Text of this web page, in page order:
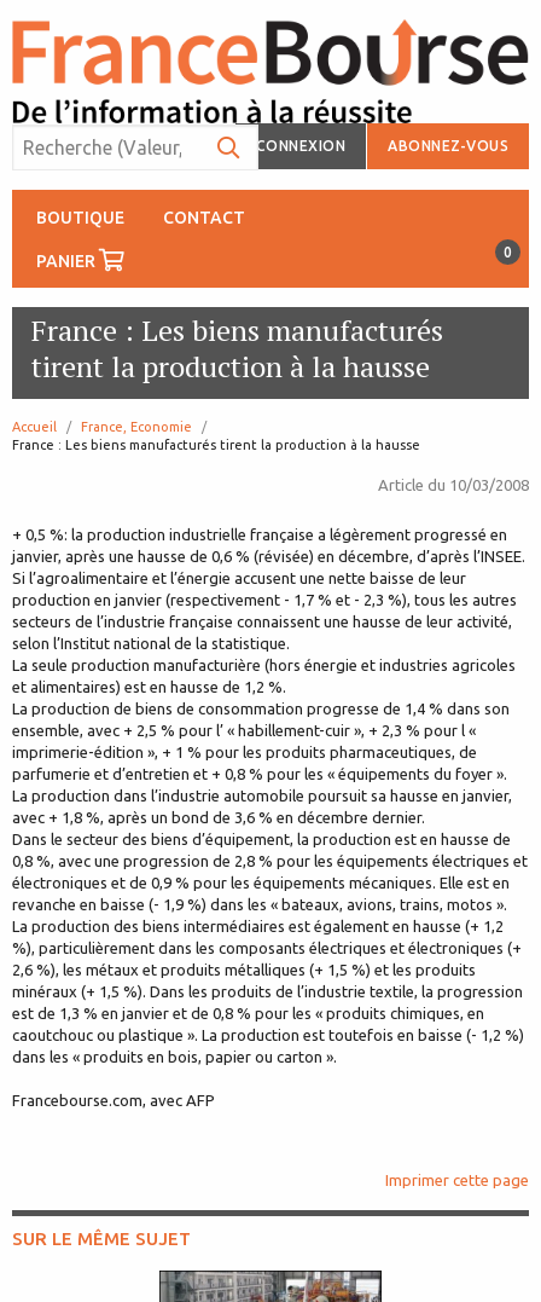
CONNEXION ABONNEZ-VOUS
BOUTIQUE CONTACT
PANIER 0
France : Les biens manufacturés
tirent la production à la hausse
Accueil
France, Economie
page:
France : Les biens manufacturés tirent la production à la hausse
Article du 10/03/2008
+ 0,5 %: la production industrielle française a légèrement progressé en
janvier, après une hausse de 0,6 % (révisée) en décembre, d’après l’INSEE.
Si l’agroalimentaire et l’énergie accusent une nette baisse de leur
production en janvier (respectivement - 1,7 % et - 2,3 %), tous les autres
secteurs de l’industrie française connaissent une hausse de leur activité,
selon l’Institut national de la statistique.
La seule production manufacturière (hors énergie et industries agricoles
et alimentaires) est en hausse de 1,2 %.
La production de biens de consommation progresse de 1,4 % dans son
ensemble, avec + 2,5 % pour l’ « habillement-cuir », + 2,3 % pour l «
imprimerie-édition », + 1 % pour les produits pharmaceutiques, de
parfumerie et d’entretien et + 0,8 % pour les « équipements du foyer ».
La production dans l’industrie automobile poursuit sa hausse en janvier,
avec + 1,8 %, après un bond de 3,6 % en décembre dernier.
Dans le secteur des biens d’équipement, la production est en hausse de
0,8 %, avec une progression de 2,8 % pour les équipements électriques et
électroniques et de 0,9 % pour les équipements mécaniques. Elle est en
revanche en baisse (- 1,9 %) dans les « bateaux, avions, trains, motos ».
La production des biens intermédiaires est également en hausse (+ 1,2
%), particulièrement dans les composants électriques et électroniques (+
2,6 %), les métaux et produits métalliques (+ 1,5 %) et les produits
minéraux (+ 1,5 %). Dans les produits de l’industrie textile, la progression
est de 1,3 % en janvier et de 0,8 % pour les « produits chimiques, en
caoutchouc ou plastique ». La production est toutefois en baisse (- 1,2 %)
dans les « produits en bois, papier ou carton ».
Francebourse.com, avec AFP
Imprimer cette page
SUR LE MÊME SUJET